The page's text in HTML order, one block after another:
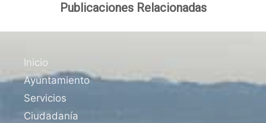
Publicaciones Relacionadas
Inicio
Ayuntamiento
Servicios
Ciudadanía